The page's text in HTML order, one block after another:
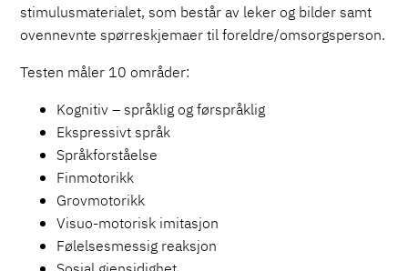
stimulusmaterialet, som består av leker og bilder samt
ovennevnte spørreskjemaer til foreldre/omsorgsperson.
Testen måler 10 områder:
Kognitiv – språklig og førspråklig
Ekspressivt språk
Språkforståelse
Finmotorikk
Grovmotorikk
Visuo-motorisk imitasjon
Følelsesmessig reaksjon